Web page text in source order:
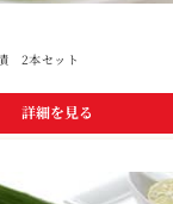
2本セット
詳細を見る